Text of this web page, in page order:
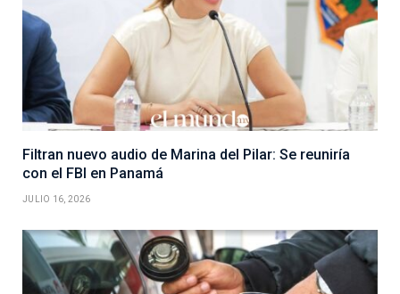
Filtran nuevo audio de Marina del Pilar: Se reuniría
con el FBI en Panamá
JULIO 16, 2026